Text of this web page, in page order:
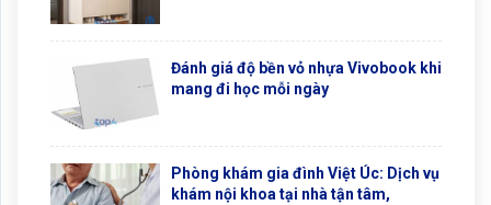
Đánh giá độ bền vỏ nhựa Vivobook khi
mang đi học mỗi ngày
Phòng khám gia đình Việt Úc: Dịch vụ
khám nội khoa tại nhà tận tâm,